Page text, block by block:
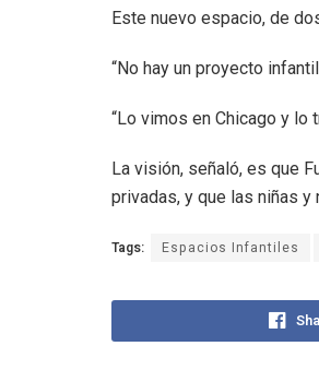
Este nuevo espacio, de
“No hay un proyecto
“Lo vimos en Chicago y lo
La visión, señaló, es que
privadas, y que las niñas
Tags: Espacios Infantiles